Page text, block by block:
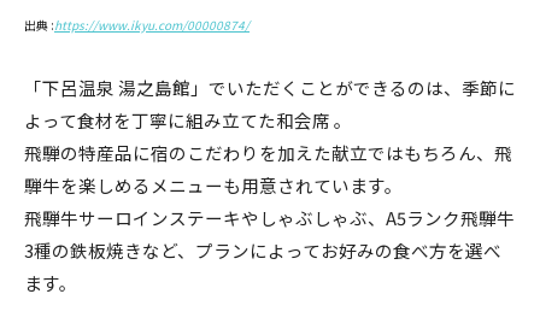
出典 :https://www.ikyu.com/00000874/
「下呂温泉 湯之島館」でいただくことができるのは、季節に
よって食材を丁寧に組み立てた和会席 。
飛騨の特産品に宿のこだわりを加えた献立ではもちろん、飛
騨牛を楽しめるメニューも用意されています。
飛騨牛サーロインステーキやしゃぶしゃぶ、A5ランク飛騨牛
3種の鉄板焼きなど、プランによってお好みの食べ方を選べ
ます。